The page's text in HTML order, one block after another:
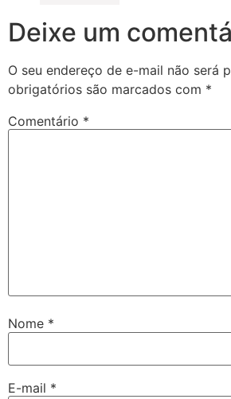
Deixe um
O seu endereço de e-mail não será
obrigatórios são marcados com *
Comentário *
Nome *
E-mail *